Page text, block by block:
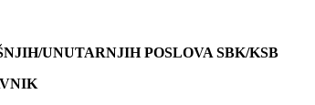
UNUTARNJIH POSLOVA SBK/KSB